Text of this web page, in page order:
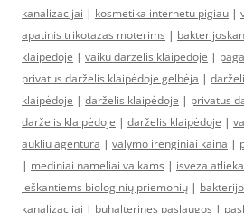
kanalizacijai | kosmetika internetu pigiau |
apatinis trikotazas moterims |
klaipedoje | vaiku darzelis klaipedoje |
privatus darželis klaipėdoje gelbėja |
klaipėdoje | darželis klaipėdoje | privatus
darželis klaipėdoje | darželis klaipėdoje |
aukliu agentura | valymo irenginiai kaina |
| mediniai nameliai vaikams | isveza
ieškantiems biologinių priemonių |
kanalizacijai | buhalterines paslaugos |